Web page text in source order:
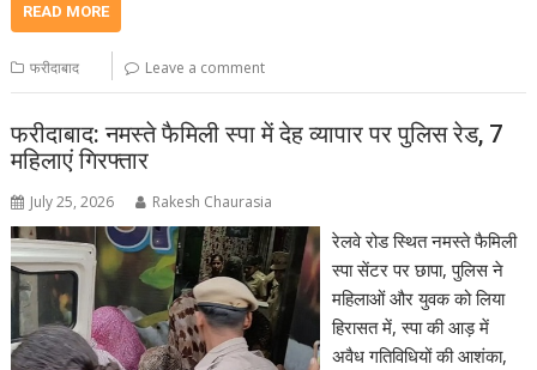
READ MORE
फरीदाबाद Leave a comment
फरीदाबाद: नमस्ते फैमिली स्पा में देह व्यापार पर पुलिस रेड, 7
महिलाएं गिरफ्तार
July 25, 2026 Rakesh Chaurasia
रेलवे रोड स्थित नमस्ते फैमिली
स्पा सेंटर पर छापा, पुलिस ने
महिलाओं और युवक को लिया
हिरासत में, स्पा की आड़ में
अवैध गतिविधियों की आशंका,